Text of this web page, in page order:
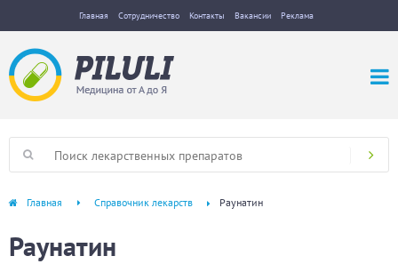
Главная Сотрудничество Контакты Вакансии Реклама
Главная Справочник лекарств Раунатин
Раунатин